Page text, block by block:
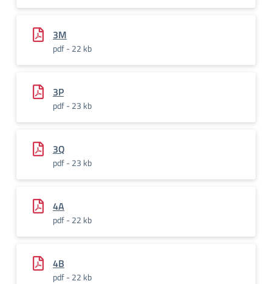
3M
pdf - 22 kb
3P
pdf - 23 kb
3Q
pdf - 23 kb
4A
pdf - 22 kb
4B
pdf - 22 kb